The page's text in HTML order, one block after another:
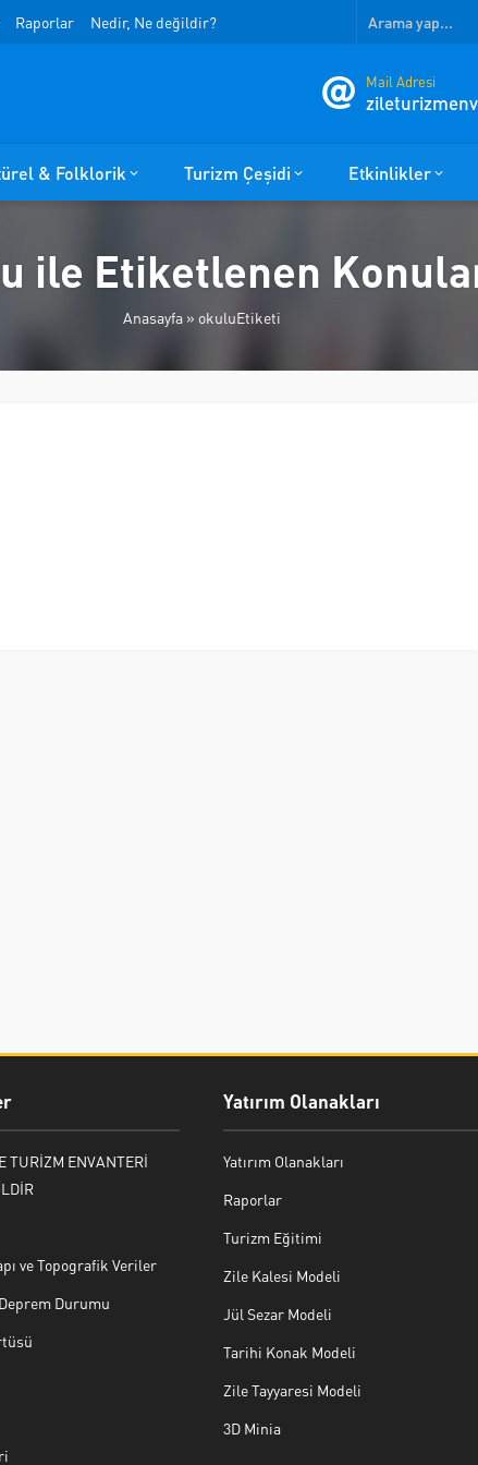
Raporlar Nedir, Ne değildir?
Mail Adresi
& Folklorik Turizm Çeşidi Etkinlikler
ile Etiketlenen
Anasayfa» okuluEtiketi
TURİZM ENVANTERİ
ve Topografik Veriler
Durumu
Yatırım Olanakları
Yatırım Olanakları
Raporlar
Turizm Eğitimi
Zile Kalesi Modeli
Jül Sezar Modeli
Tarihi Konak Modeli
Zile Tayyaresi Modeli
3D Minia